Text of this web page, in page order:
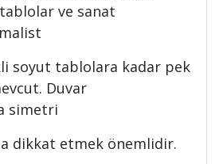
ve sanat
soyut tablolara kadar pek
Duvar
simetri
dikkat etmek önemlidir.